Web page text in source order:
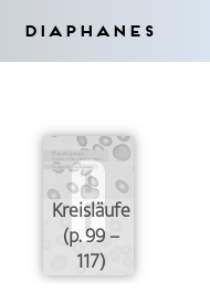
Diaphanes
Kreisläufe
(p. 99 –
117)